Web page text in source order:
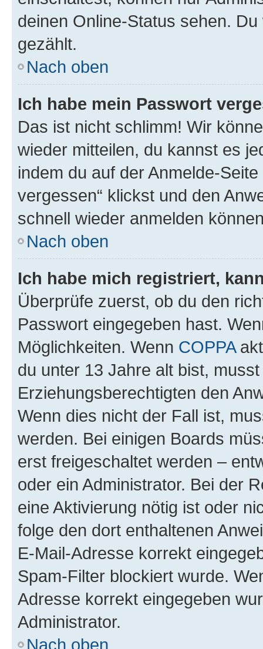
deinen Online-Status sehen.
gezählt.
Nach oben
Ich habe mein Passwort
Das ist nicht schlimm! Wir
wieder mitteilen, du kannst es
indem du auf der Anmelde-
vergessen“ klickst und den
schnell wieder anmelden
Nach oben
Ich habe mich registriert,
Überprüfe zuerst, ob du den
Passwort eingegeben hast.
Möglichkeiten. Wenn COPPA
du unter 13 Jahre alt bist,
Erziehungsberechtigten den
Wenn dies nicht der Fall ist,
werden. Bei einigen Boards
erst freigeschaltet werden –
oder ein Administrator. Bei der
eine Aktivierung nötig ist oder
folge den dort enthaltenen
E-Mail-Adresse korrekt
Spam-Filter blockiert wurde.
Adresse korrekt eingegeben
Administrator.
Nach oben